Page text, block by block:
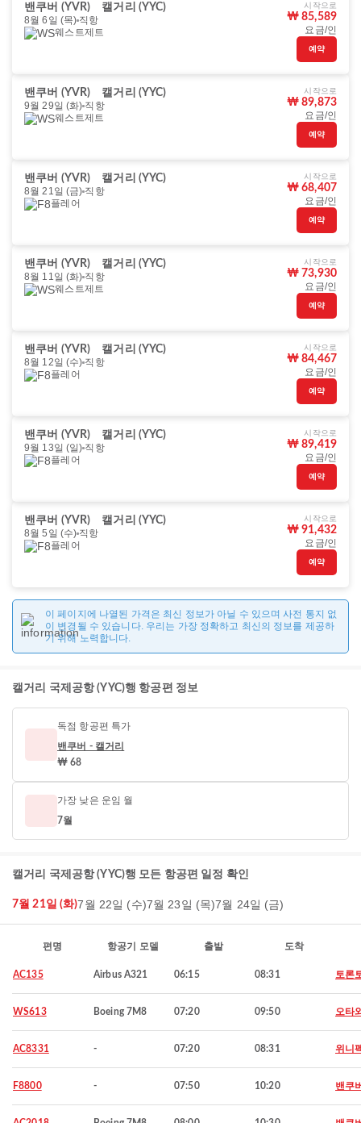
밴쿠버 (YVR)
캘거리 (YYC)
8월 6일 (목) 직항
웨스트제트
시작으로
₩ 85,589
요금/인
예약
밴쿠버 (YVR)
캘거리 (YYC)
9월 29일 (화) 직항
웨스트제트
시작으로
₩ 89,873
요금/인
예약
밴쿠버 (YVR)
캘거리 (YYC)
8월 21일 (금) 직항
플레어
시작으로
₩ 68,407
요금/인
예약
밴쿠버 (YVR)
캘거리 (YYC)
8월 11일 (화) 직항
웨스트제트
시작으로
₩ 73,930
요금/인
예약
밴쿠버 (YVR)
캘거리 (YYC)
8월 12일 (수) 직항
플레어
시작으로
₩ 84,467
요금/인
예약
밴쿠버 (YVR)
캘거리 (YYC)
9월 13일 (일) 직항
플레어
시작으로
₩ 89,419
요금/인
예약
밴쿠버 (YVR)
캘거리 (YYC)
8월 5일 (수) 직항
플레어
시작으로
₩ 91,432
요금/인
예약
이 페이지에 나열된 가격은 최신 정보가 아닐 수 있으며 사전 통지 없
이 변경될 수 있습니다. 우리는 가장 정확하고 최신의 정보를 제공하
기 위해 노력합니다.
캘거리 국제공항 (YYC)행 항공편 정보
독점 항공편 특가
밴쿠버 - 캘거리
₩ 68
가장 낮은 운임 월
7월
캘거리 국제공항 (YYC)행 모든 항공편 일정 확인
7월 21일 (화)7월 22일 (수)7월 23일 (목)7월 24일 (금)
편명 항공기 모델 출발 도착
AC135 Airbus A321 06:15 08:31 토론
WS613 Boeing 7M8 07:20 09:50 오타
AC8331 - 07:20 08:31 위니
F8800 - 07:50 10:20 밴쿠